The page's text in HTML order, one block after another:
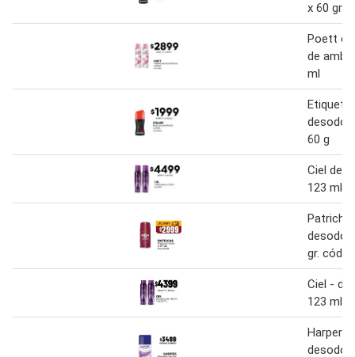
x 60 gr.
Poett
de
ml
Etiquet
60 g
Ciel
123 ml
Patrichs
gr.
Ciel -
123 ml.
Harpers